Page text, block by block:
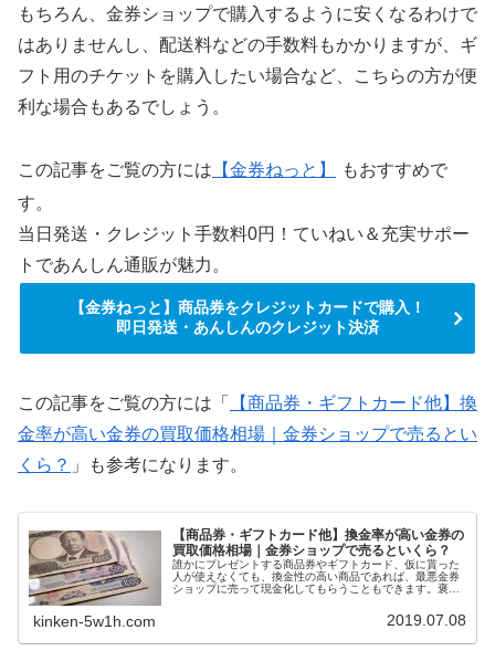
もちろん、金券ショップで購入するように安くなるわけで
はありませんし、配送料などの手数料もかかりますが、ギ
フト用のチケットを購入したい場合など、こちらの方が便
利な場合もあるでしょう。
この記事をご覧の方には 【金券ねっと】
もおすすめで
す。
当日発送・クレジット手数料0円！ていねい＆充実サポー
トであんしん通販が魅力。
【金券ねっと】商品券をクレジットカードで購入！
即日発送・あんしんのクレジット決済
この記事をご覧の方には「
【商品券・ギフトカード他】換
金率が高い金券の買取価格相場｜金券ショップで売るとい
くら？ 」も参考になります。
【商品券・ギフトカード他】換金率が高い金券の
買取価格相場｜金券ショップで売るといくら？
誰かにプレゼントする商品券やギフトカード、仮に貰った
人が使えなくても、換金性の高い商品であれば、最悪金券
ショップに売って現金化してもらうこともできます。褒め
品券やギフトカードを選ぶと、自然に利用できる店舗が多
い金券をプレゼントすることにもなります。今回は、換金
kinken-5w1h.com 2019.07.08